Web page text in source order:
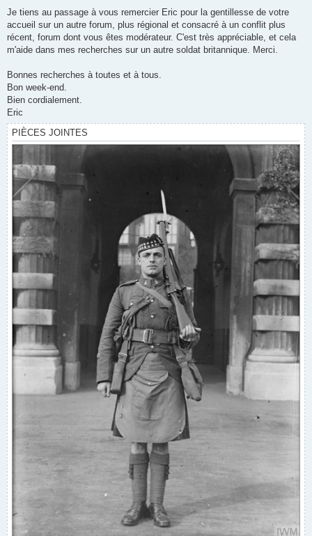
Je tiens au passage à vous remercier Eric pour la gentillesse de votre
accueil sur un autre forum, plus régional et consacré à un conflit plus
récent, forum dont vous êtes modérateur. C'est très appréciable, et cela
m'aide dans mes recherches sur un autre soldat britannique. Merci.
Bonnes recherches à toutes et à tous.
Bon week-end.
Bien cordialement.
Eric
PIÈCES JOINTES